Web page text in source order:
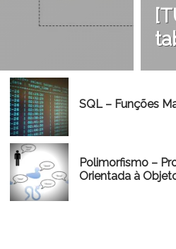
SQL – Funções
Polimorfismo –
Orientada à